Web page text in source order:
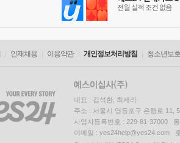
인재채용 이용약관 개인정보처리방침 청소년보
대표 : 김석환, 최세라
주소 : 서울시 영등포구 은행로 11,
사업자등록번호 : 229-81-37000
이메일 : yes24help@yes24.com